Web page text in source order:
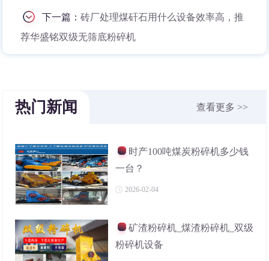
下一篇：砖厂处理煤矸石用什么设备效率高，推
荐华盛铭双级无筛底粉碎机
热门新闻 查看更多 >>
时产100吨煤炭粉碎机多少钱
一台？
2026-02-04
矿渣粉碎机_煤渣粉碎机_双级
粉碎机设备